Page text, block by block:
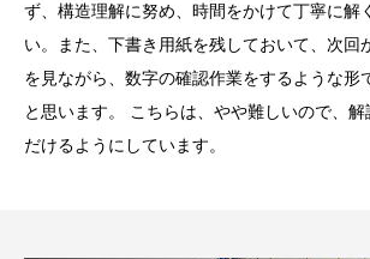
ず、構造理解に努め、時間をかけて丁寧に解
い。また、下書き用紙を残しておいて、次回
を見ながら、数字の確認作業をするような形
と思います。 こちらは、やや難しいので、
だけるようにしています。